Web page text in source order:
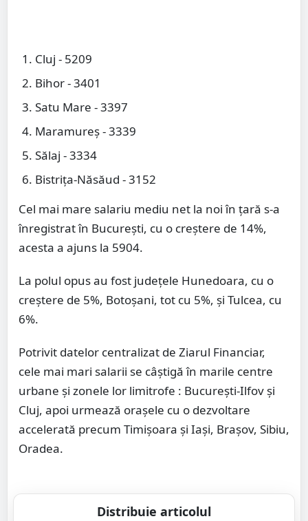
Cluj - 5209
Bihor - 3401
Satu Mare - 3397
Maramureș - 3339
Sălaj - 3334
Bistrița-Năsăud - 3152
Cel mai mare salariu mediu net la noi în țară s-a
înregistrat în București, cu o creștere de 14%,
acesta a ajuns la 5904.
La polul opus au fost judeţele Hunedoara, cu o
creştere de 5%, Botoşani, tot cu 5%, şi Tulcea, cu
6%.
Potrivit datelor centralizat de Ziarul Financiar,
cele mai mari salarii se câștigă în marile centre
urbane şi zonele lor limitrofe : Bucureşti-Ilfov şi
Cluj, apoi urmează orașele cu o dezvoltare
accelerată precum Timişoara şi Iaşi, Braşov, Sibiu,
Oradea.
Distribuie articolul